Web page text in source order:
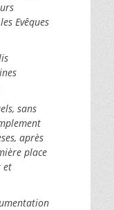
Evêques
sans
après
place
et